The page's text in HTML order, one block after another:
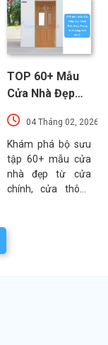
TOP 60+ Mẫu
Cửa Nhà Đẹp
Hiện Đại, Sang
Trọng Xu
Hướng Mới Nhất
04 Tháng 02, 2026
Khám phá bộ sưu
tập 60+ mẫu cửa
nhà đẹp từ cửa
chính, cửa thông